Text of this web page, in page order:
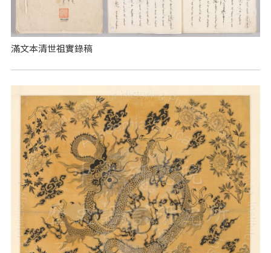
滿文本清世祖實錄稿